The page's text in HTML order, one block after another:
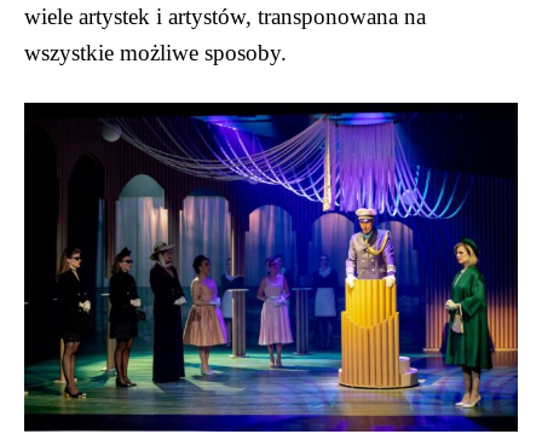
wiele artystek i artystów, transponowana na
wszystkie możliwe sposoby.